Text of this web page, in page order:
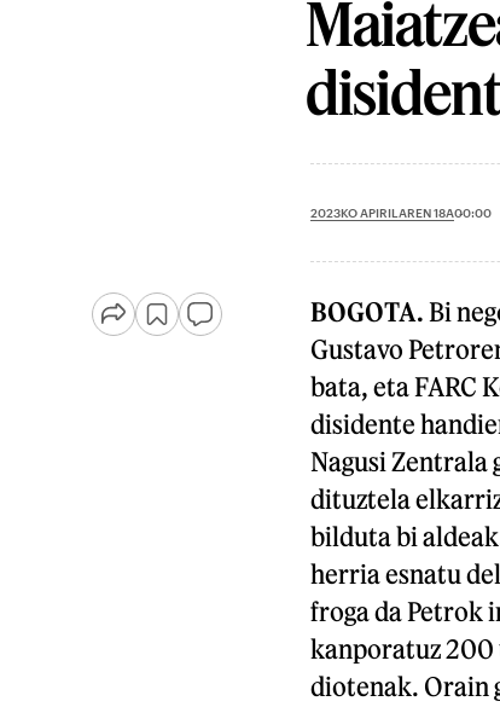
2023KO APIRILAREN 18A00:00
BOGOTA. Bi
Gustavo
bata, eta FARC
disidente
Nagusi Zentrala
dituztela
bilduta bi
herria esnatu
froga da Petrok
kanporatuz 200
diotenak. Orain